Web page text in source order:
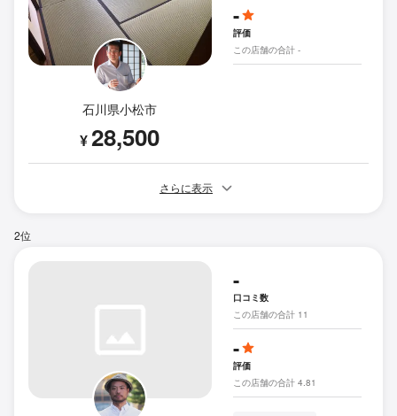
石川県小松市
¥28,500
-
評価
この店舗の合計 -
さらに表示
2位
-
口コミ数
この店舗の合計 11
-
評価
この店舗の合計 4.81